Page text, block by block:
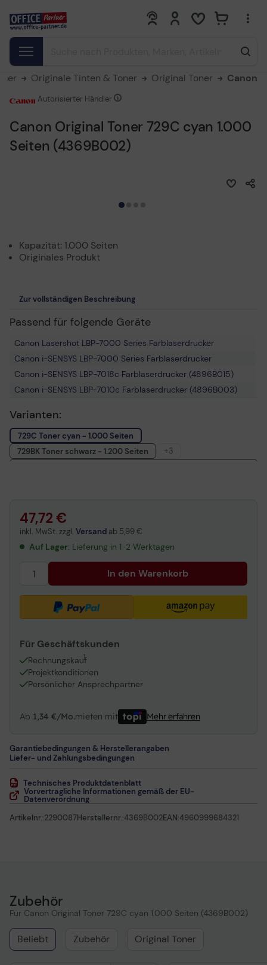
0 0
Originale Tinten & Toner Original Toner Canon
Canon Original Toner 729C cyan 1.000
Seiten (4369B002)
Autorisierter Händler
Kapazität: 1.000 Seiten
Originales Produkt
Zur vollständigen Beschreibung
Passend für folgende Geräte
Canon Lasershot LBP-7000 Series Farblaserdrucker
Canon i-SENSYS LBP-7000 Series Farblaserdrucker
Canon i-SENSYS LBP-7018c Farblaserdrucker (4896B015)
Canon i-SENSYS LBP-7010c Farblaserdrucker (4896B003)
Varianten:
729C Toner cyan - 1.000 Seiten
729BK Toner schwarz - 1.200 Seiten
+3
47,72 €
inkl. MwSt. zzgl. Versand ab 5,99 €
Auf Lager: Lieferung in 1-2 Werktagen
In den Warenkorb
Für Geschäftskunden
Rechnungskauf
1
Projektkonditionen
Persönlicher Ansprechpartner
Ab 1,34 €/Mo.mieten mit Mehr erfahren
Garantiebedingungen & Herstellerangaben
Liefer- und Zahlungsbedingungen
Technisches Produktdatenblatt
Vorvertragliche Informationen gemäß der EU-
Datenverordnung
Artikelnr.:2290087Herstellernr.:4369B002EAN:4960999684321
Zubehör
Für Canon Original Toner 729C cyan 1.000 Seiten (4369B002)
Beliebt Zubehör Original Toner